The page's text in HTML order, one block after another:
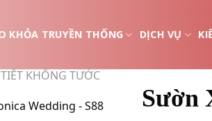
KHỎA TRUYỀN THỐNG DỊCH VỤ
KHỔNG TƯỚC
Sườn